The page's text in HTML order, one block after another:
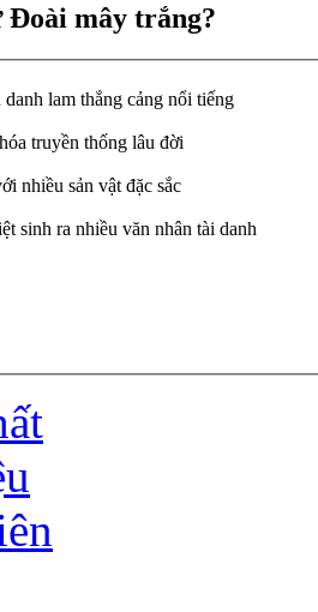
Đoài mây trắng?
lam thắng cảng nổi tiếng
truyền thống lâu đời
nhiều sản vật đặc sắc
sinh ra nhiều văn nhân tài danh